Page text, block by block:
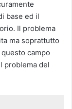
base ed il
Il problema
ma soprattutto
campo
problema del